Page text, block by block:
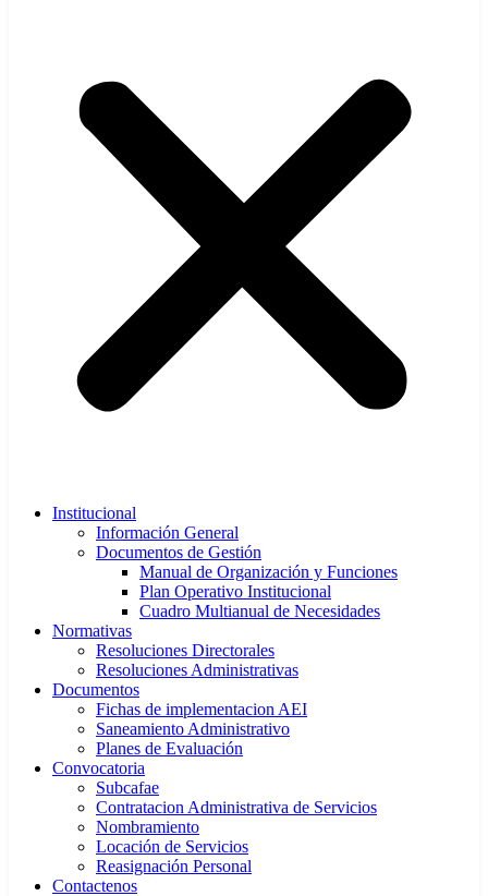
Institucional
Información General
Documentos de Gestión
Manual de Organización y Funciones
Plan Operativo Institucional
Cuadro Multianual de Necesidades
Normativas
Resoluciones Directorales
Resoluciones Administrativas
Documentos
Fichas de implementacion AEI
Saneamiento Administrativo
Planes de Evaluación
Convocatoria
Subcafae
Contratacion Administrativa de Servicios
Nombramiento
Locación de Servicios
Reasignación Personal
Contactenos